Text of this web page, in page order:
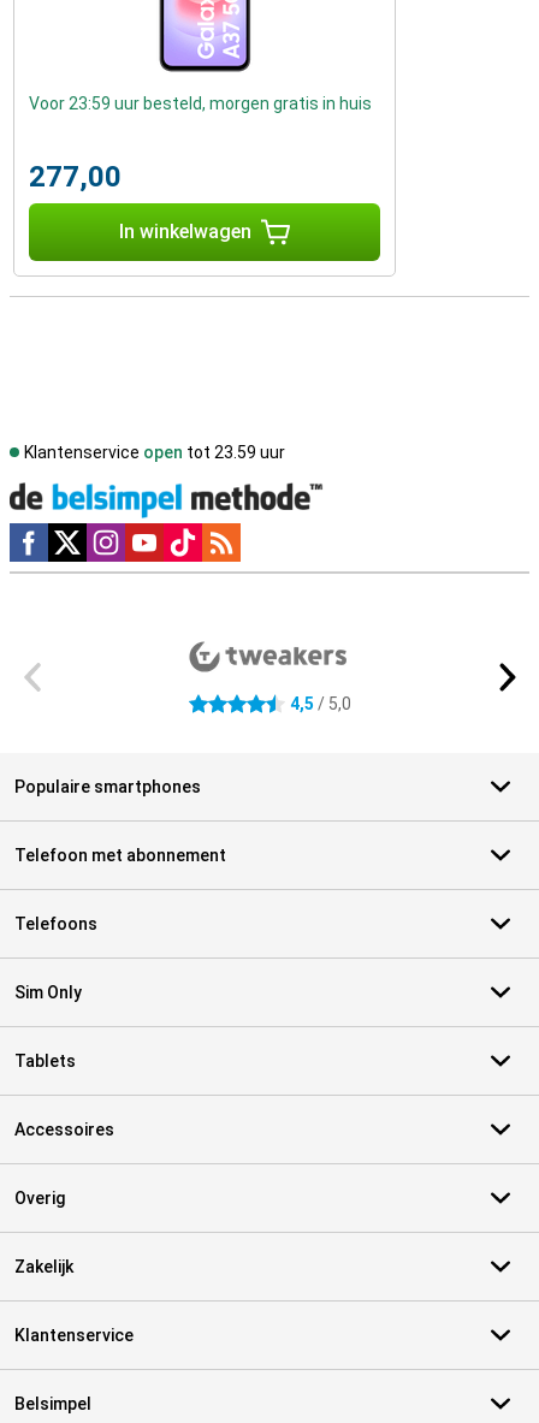
Voor 23:59 uur besteld, morgen gratis in huis
277,00
In winkelwagen
Klantenservice open tot 23.59 uur
Social media
4.5 sterren 4,5 / 5,0
Populaire smartphones
Telefoon met abonnement
Telefoons
Sim Only
Tablets
Accessoires
Overig
Zakelijk
Klantenservice
Belsimpel